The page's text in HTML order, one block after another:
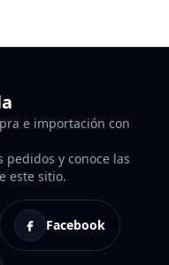
e importación con
y conoce las
este sitio.
Facebook